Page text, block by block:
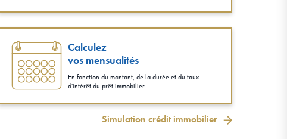
Calculez
vos mensualités
En fonction du montant, de la durée et du taux
d'intérêt du prêt immobilier.
Simulation crédit immobilier